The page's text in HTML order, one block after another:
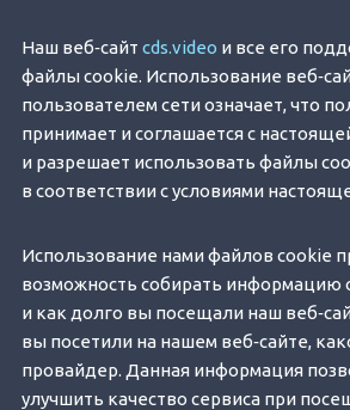
Наш веб‐сайт cds.video и все его
файлы cookie. Использование
пользователем сети означает, что
принимает и соглашается с
и разрешает использовать файлы
в соответствии с условиями
Использование нами файлов cookie
возможность собирать информацию
и как долго вы посещали наш
вы посетили на нашем веб‐сайте,
провайдер. Данная информация
улучшить качество сервиса при